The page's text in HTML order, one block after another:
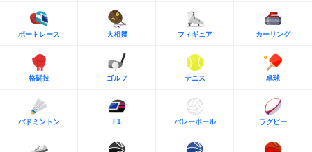
ボートレース 大相撲 フィギュア カーリング
格闘技 ゴルフ テニス 卓球
バドミントン F1 バレーボール ラグビー